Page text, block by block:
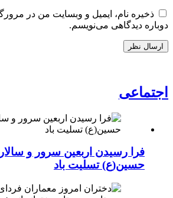
ذخیره نام، ایمیل و وبسایت من در
دوباره دیدگاهی می‌نویسم.
اجتماعی
فرا رسیدن اربعین سرور و
حسین(ع) تسلیت باد